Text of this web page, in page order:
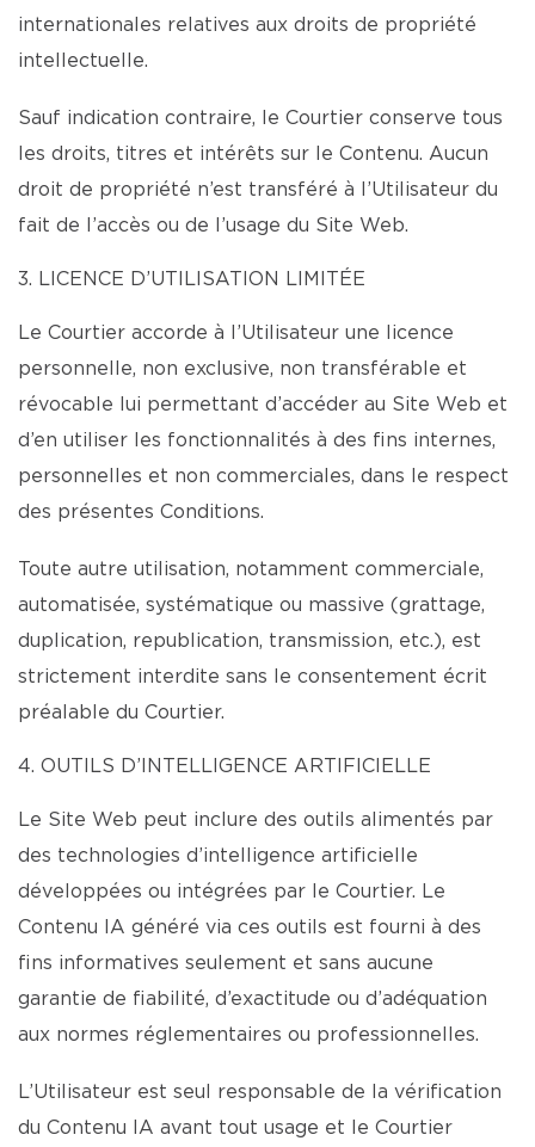
internationales relatives aux droits de propriété
intellectuelle.
Sauf indication contraire, le Courtier conserve tous
les droits, titres et intérêts sur le Contenu. Aucun
droit de propriété n’est transféré à l’Utilisateur du
fait de l’accès ou de l’usage du Site Web.
3. LICENCE D’UTILISATION LIMITÉE
Le Courtier accorde à l’Utilisateur une licence
personnelle, non exclusive, non transférable et
révocable lui permettant d’accéder au Site Web et
d’en utiliser les fonctionnalités à des fins internes,
personnelles et non commerciales, dans le respect
des présentes Conditions.
Toute autre utilisation, notamment commerciale,
automatisée, systématique ou massive (grattage,
duplication, republication, transmission, etc.), est
strictement interdite sans le consentement écrit
préalable du Courtier.
4. OUTILS D’INTELLIGENCE ARTIFICIELLE
Le Site Web peut inclure des outils alimentés par
des technologies d’intelligence artificielle
développées ou intégrées par le Courtier. Le
Contenu IA généré via ces outils est fourni à des
fins informatives seulement et sans aucune
garantie de fiabilité, d’exactitude ou d’adéquation
aux normes réglementaires ou professionnelles.
L’Utilisateur est seul responsable de la vérification
du Contenu IA avant tout usage et le Courtier